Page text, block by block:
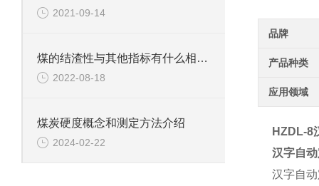
品牌
产品种类
应用领域
HZDL-8
汉字自
汉字自
2021-09-14
煤的结渣性与其他指标有什么相互关系
2022-08-18
煤炭硬度概念和测定方法介绍
2024-02-22